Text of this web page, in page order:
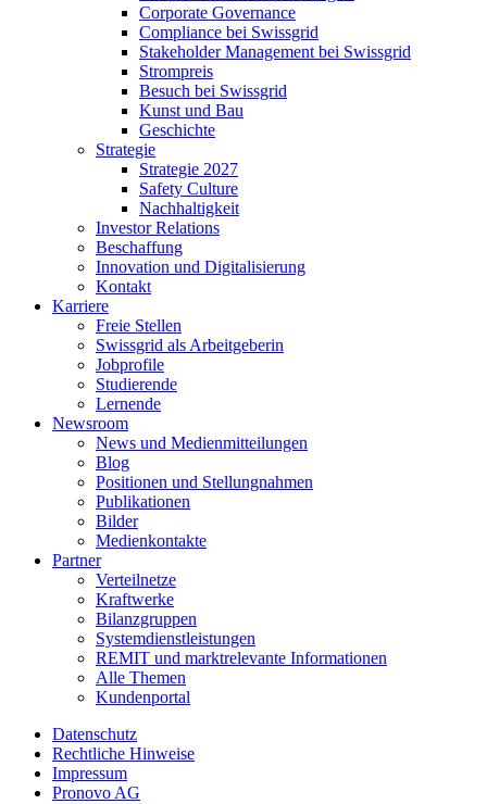
Corporate Governance
Compliance bei Swissgrid
Stakeholder Management bei Swissgrid
Strompreis
Besuch bei Swissgrid
Kunst und Bau
Geschichte
Strategie
Strategie 2027
Safety Culture
Nachhaltigkeit
Investor Relations
Beschaffung
Innovation und Digitalisierung
Kontakt
Karriere
Freie Stellen
Swissgrid als Arbeitgeberin
Jobprofile
Studierende
Lernende
Newsroom
News und Medienmitteilungen
Blog
Positionen und Stellungnahmen
Publikationen
Bilder
Medienkontakte
Partner
Verteilnetze
Kraftwerke
Bilanzgruppen
Systemdienstleistungen
REMIT und marktrelevante Informationen
Alle Themen
Kundenportal
Datenschutz
Rechtliche Hinweise
Impressum
Pronovo AG